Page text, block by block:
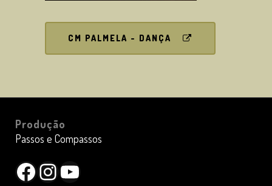
CM PALMELA - DANÇA
Produção
Passos e Compassos
Facebook
Instagram
YouTube